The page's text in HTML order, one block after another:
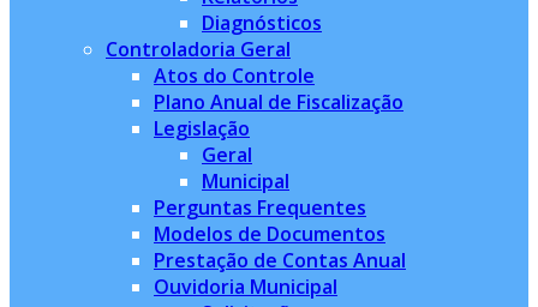
Diagnósticos
Controladoria Geral
Atos do Controle
Plano Anual de Fiscalização
Legislação
Geral
Municipal
Perguntas Frequentes
Modelos de Documentos
Prestação de Contas Anual
Ouvidoria Municipal